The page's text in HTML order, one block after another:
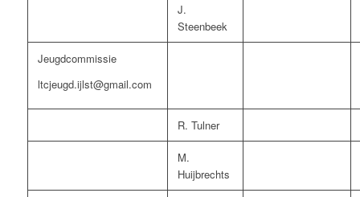
J.
Steenbeek
Jeugdcommissie
ltcjeugd.ijlst@gmail.com
R. Tulner
M.
Huijbrechts